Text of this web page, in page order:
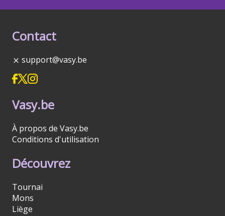
Contact
support@vasy.be
Vasy.be
À propos de Vasy.be
Conditions d'utilisation
Découvrez
Tournai
Mons
Liège